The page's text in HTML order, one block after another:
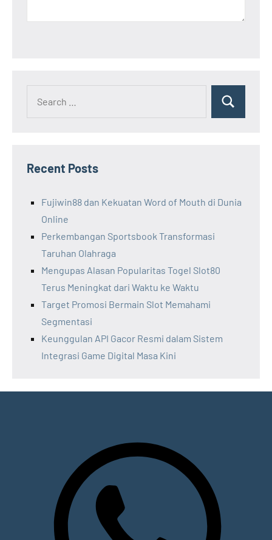
Search
Recent Posts
Fujiwin88 dan Kekuatan Word of Mouth di Dunia
Online
Perkembangan Sportsbook Transformasi
Taruhan Olahraga
Mengupas Alasan Popularitas Togel Slot80
Terus Meningkat dari Waktu ke Waktu
Target Promosi Bermain Slot Memahami
Segmentasi
Keunggulan API Gacor Resmi dalam Sistem
Integrasi Game Digital Masa Kini